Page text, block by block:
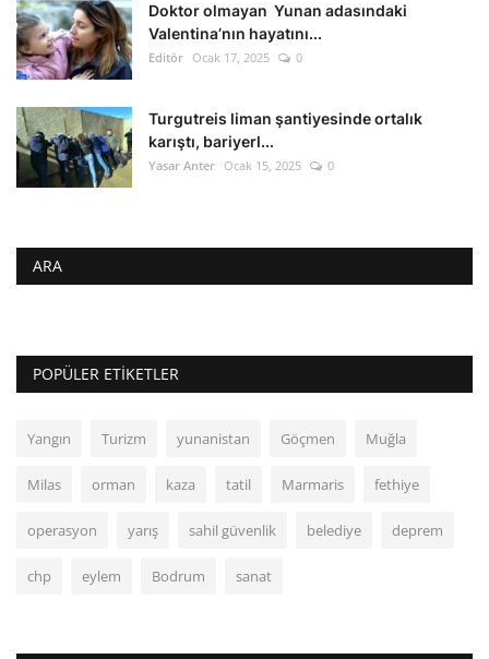
Doktor olmayan Yunan adasındaki
Valentina’nın hayatını...
Editör Ocak 17, 2025 0
Turgutreis liman şantiyesinde ortalık
karıştı, bariyerl...
Yasar Anter Ocak 15, 2025 0
ARA
POPÜLER ETIKETLER
Yangın Turizm yunanistan Göçmen Muğla
Milas orman kaza tatil Marmaris fethiye
operasyon yarış sahil güvenlik belediye deprem
chp eylem Bodrum sanat